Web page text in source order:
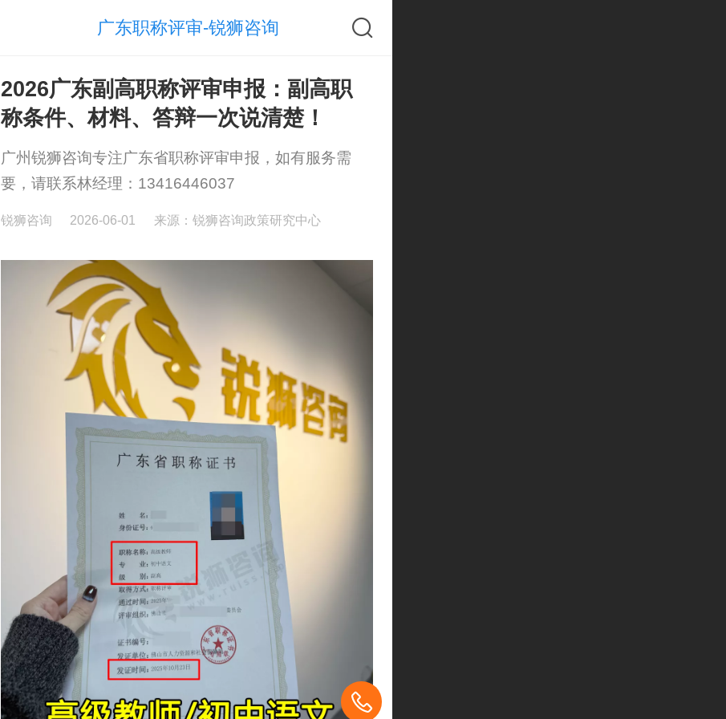
广东职称评审-锐狮咨询
2026广东副高职称评审申报：副高职
称条件、材料、答辩一次说清楚！
广州锐狮咨询专注广东省职称评审申报，如有服务需
要，请联系林经理：13416446037
锐狮咨询 2026-06-01 来源：锐狮咨询政策研究中心